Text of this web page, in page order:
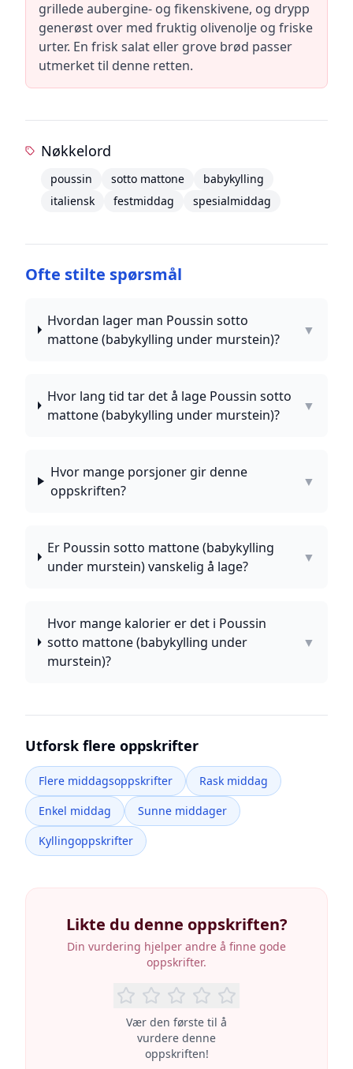
grillede aubergine- og fikenskivene, og drypp
generøst over med fruktig olivenolje og friske
urter. En frisk salat eller grove brød passer
utmerket til denne retten.
Nøkkelord
poussin sotto mattone
babykylling
italiensk
festmiddag spesialmiddag
Ofte stilte spørsmål
Hvordan lager man Poussin sotto
mattone (babykylling under murstein)?
▼
Hvor lang tid tar det å lage Poussin sotto
mattone (babykylling under murstein)?
▼
Hvor mange porsjoner gir denne
oppskriften?
▼
Er Poussin sotto mattone (babykylling
under murstein) vanskelig å lage?
▼
Hvor mange kalorier er det i Poussin
sotto mattone (babykylling under
murstein)?
▼
Utforsk flere oppskrifter
Flere middagsoppskrifter
Rask middag
Enkel middag
Sunne middager
Kyllingoppskrifter
Likte du denne oppskriften?
Din vurdering hjelper andre å finne gode
oppskrifter.
Vær den første til å
vurdere denne
oppskriften!